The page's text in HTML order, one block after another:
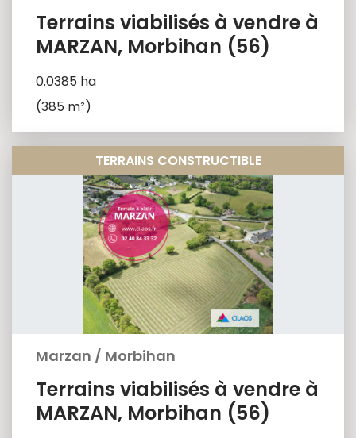
Terrains viabilisés à vendre à
MARZAN, Morbihan (56)
0.0385 ha
(385 m²)
TERRAINS CONSTRUCTIBLE
Marzan / Morbihan
Terrains viabilisés à vendre à
MARZAN, Morbihan (56)